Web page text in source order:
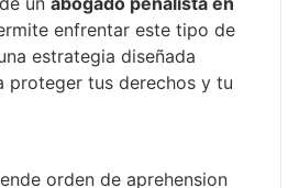
enfrentar este tipo de
estrategia diseñada
proteger tus derechos y tu